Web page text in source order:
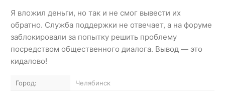
Я вложил деньги, но так и не смог вывести их
обратно. Служба поддержки не отвечает, а на форуме
заблокировали за попытку решить проблему
посредством общественного диалога. Вывод — это
кидалово!
Город: Челябинск